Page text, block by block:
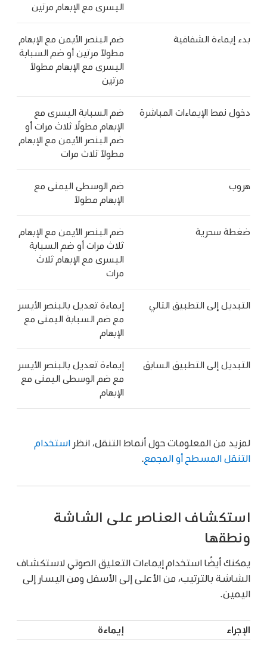
اليسرى مع الإبهام مرتين
بدء إيماءة الشفافية
ضم البنصر الأيمن مع الإبهام
مطولاً مرتين أو ضم السبابة
اليسرى مع الإبهام مطولاً
مرتين
دخول نمط الإيماءات المباشرة
ضم السبابة اليسرى مع
الإبهام مطولًا ثلاث مرات أو
ضم البنصر الأيمن مع الإبهام
مطولاً ثلاث مرات
هروب
ضم الوسطى اليمنى مع
الإبهام مطولاً
ضغطة سحرية
ضم البنصر الأيمن مع الإبهام
ثلاث مرات أو ضم السبابة
اليسرى مع الإبهام ثلاث
مرات
التبديل إلى التطبيق التالي
إيماءة تعديل بالبنصر الأيسر
مع ضم السبابة اليمنى مع
الإبهام
التبديل إلى التطبيق السابق
إيماءة تعديل بالبنصر الأيسر
مع ضم الوسطى اليمنى مع
الإبهام
لمزيد من المعلومات حول أنماط التنقل، انظر استخدام
التنقل المسطح أو المجمع
استكشاف العناصر على الشاشة
ونطقها
يمكنك أيضًا استخدام إيماءات التعليق الصوتي لاستكشاف
الشاشة بالترتيب، من الأعلى إلى الأسفل ومن اليسار إلى
اليمين.
الإجراء إيماءة